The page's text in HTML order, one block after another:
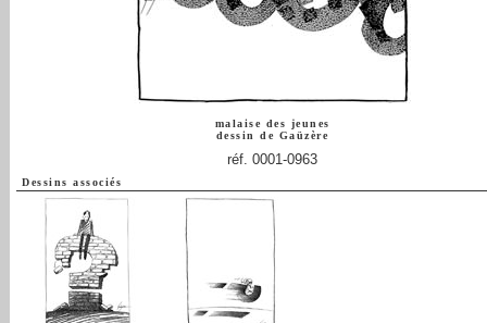
malaise des jeunes
dessin de Gaüzère
réf. 0001-0963
Dessins associés